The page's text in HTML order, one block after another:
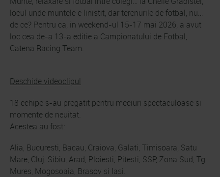
locul unde muntele e linistit, dar terenurile de fotbal, nu…
de ce? Pentru ca, in weekend-ul 15-17 mai 2026, a avut
loc cea de-a 13-a editie a Campionatului de Fotbal,
Catena Racing Team.
Deschide videoclipul
18 echipe s-au pregatit pentru meciuri spectaculoase si
momente de neuitat.
Acestea au fost:
Alia, Bucuresti, Bacau, Craiova, Galati, Timisoara, Satu
Mare, Cluj, Sibiu, Arad, Ploiesti, Pitesti, SSP, Zona Sud, Tg.
Mures, Mogosoaia, Brasov si Iasi.